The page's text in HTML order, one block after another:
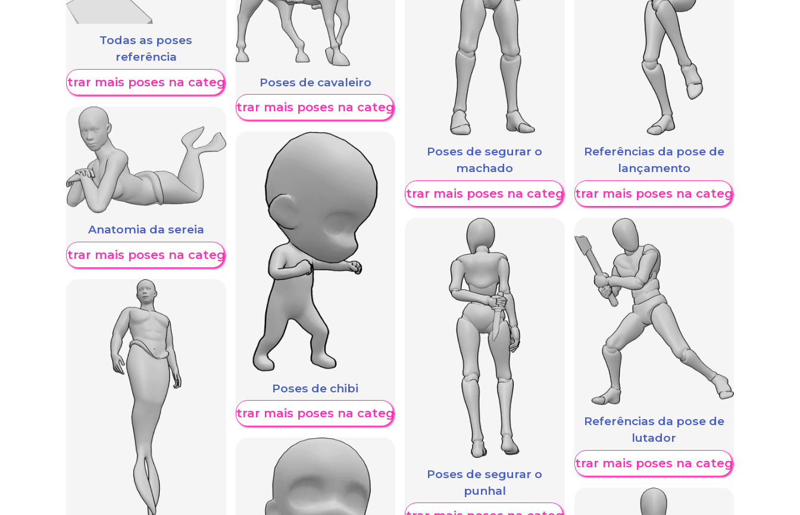
Todas as poses
referência
Mostrar mais poses na categoria
Anatomia da sereia
Mostrar mais poses na categoria
Poses de cavaleiro
Mostrar mais poses na categoria
Poses de chibi
Mostrar mais poses na categoria
Poses de segurar o
machado
Mostrar mais poses na categoria
Poses de segurar o
punhal
Referências da pose de
lançamento
Mostrar mais poses na categoria
Referências da pose de
lutador
Mostrar mais poses na categoria